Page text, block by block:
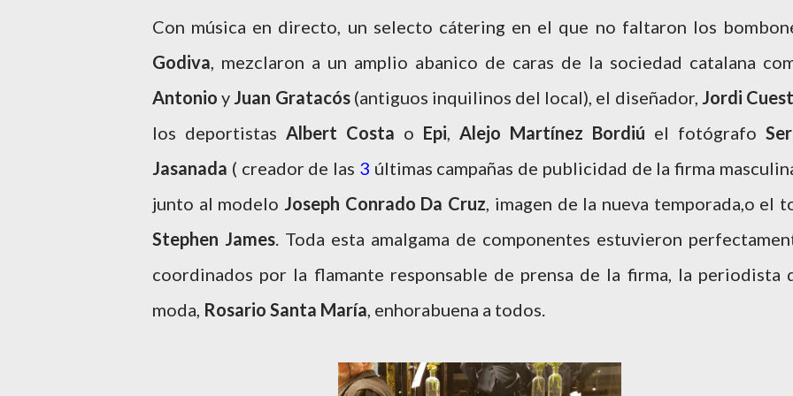
Con música en directo, un selecto cátering en el que no faltaron los
Godiva , mezclaron a un amplio abanico de caras de la sociedad catalana
Antonioy Juan Gratacós(antiguos inquilinos del local), el diseñador, Jordi
los deportistas Albert Costa o Epi Alejo Martínez Bordiú el fotógrafo
Jasanada ( creador de las 3 últimas campañas de publicidad de la firma
junto al modelo Joseph Conrado Da Cruz , imagen de la nueva temporada,o el
Stephen James . Toda esta amalgama de componentes estuvieron
coordinados por la flamante responsable de prensa de la firma, la periodista
moda, Rosario Santa María , enhorabuena a todos.